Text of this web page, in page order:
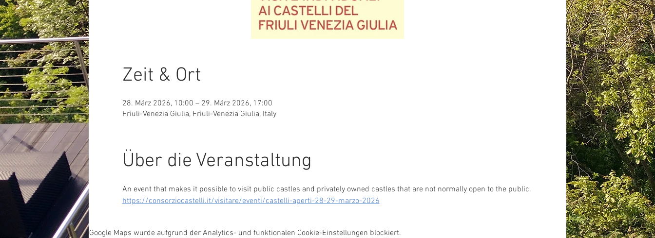
Zeit & Ort
28. März 2026, 10:00 – 29. März 2026, 17:00
Friuli-Venezia Giulia, Friuli-Venezia Giulia, Italy
Über die Veranstaltung
An event that makes it possible to visit public castles and privately owned castles that are not normally open to the public.
https://consorziocastelli.it/visitare/eventi/castelli-aperti-28-29-marzo-2026
Google Maps wurde aufgrund der Analytics- und funktionalen Cookie-Einstellungen blockiert.